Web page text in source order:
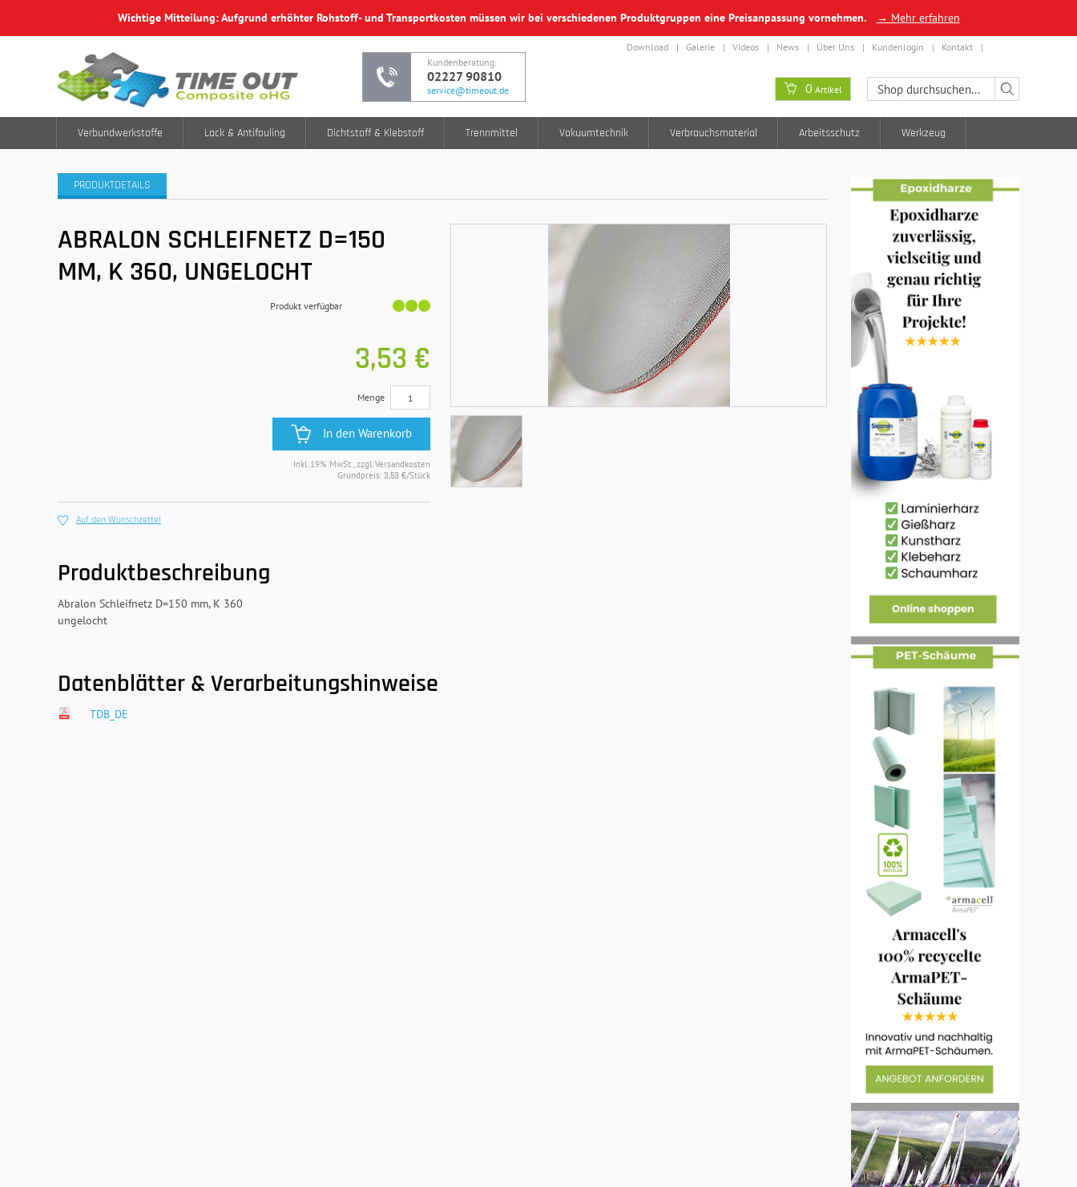
Wichtige Mitteilung: Aufgrund erhöhter Rohstoff- und Transportkosten müssen wir bei verschiedenen Produktgruppen eine Preisanpassung vornehmen. → Mehr erfahren
Kundenberatung:
02227 90810
service@timeout.de
Download Galerie Videos News Über Uns Kundenlogin Kontakt
0 Artikel
Verbundwerkstoffe Lack & Antifouling Dichtstoff & Klebstoff Trennmittel Vakuumtechnik Verbrauchsmaterial Arbeitsschutz Werkzeug
PRODUKTDETAILS
ABRALON SCHLEIFNETZ D=150
MM, K 360, UNGELOCHT
Produkt verfügbar
3,53 €
Menge
In den Warenkorb
Inkl. 19% MwSt., zzgl. Versandkosten
Grundpreis: 3,53 €/Stück
Auf den Wunschzettel
Produktbeschreibung
Abralon Schleifnetz D=150 mm, K 360
ungelocht
Datenblätter & Verarbeitungshinweise
TDB_DE